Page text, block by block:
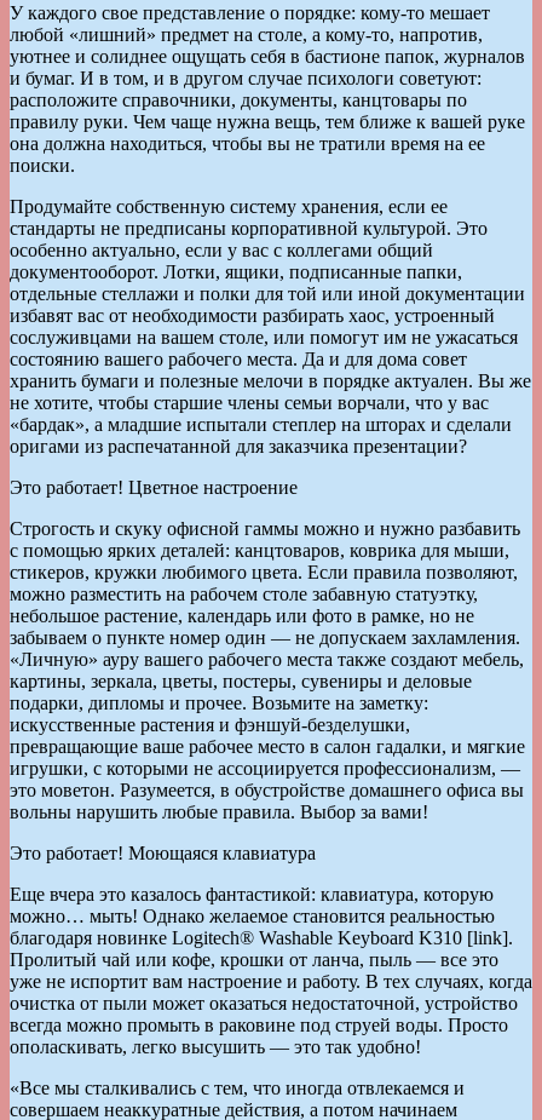
У каждого свое представление о порядке: кому-то мешает
любой «лишний» предмет на столе, а кому-то, напротив,
уютнее и солиднее ощущать себя в бастионе папок, журналов
и бумаг. И в том, и в другом случае психологи советуют:
расположите справочники, документы, канцтовары по
правилу руки. Чем чаще нужна вещь, тем ближе к вашей руке
она должна находиться, чтобы вы не тратили время на ее
поиски.
Продумайте собственную систему хранения, если ее
стандарты не предписаны корпоративной культурой. Это
особенно актуально, если у вас с коллегами общий
документооборот. Лотки, ящики, подписанные папки,
отдельные стеллажи и полки для той или иной документации
избавят вас от необходимости разбирать хаос, устроенный
сослуживцами на вашем столе, или помогут им не ужасаться
состоянию вашего рабочего места. Да и для дома совет
хранить бумаги и полезные мелочи в порядке актуален. Вы же
не хотите, чтобы старшие члены семьи ворчали, что у вас
«бардак», а младшие испытали степлер на шторах и сделали
оригами из распечатанной для заказчика презентации?
Это работает! Цветное настроение
Строгость и скуку офисной гаммы можно и нужно разбавить
с помощью ярких деталей: канцтоваров, коврика для мыши,
стикеров, кружки любимого цвета. Если правила позволяют,
можно разместить на рабочем столе забавную статуэтку,
небольшое растение, календарь или фото в рамке, но не
забываем о пункте номер один — не допускаем захламления.
«Личную» ауру вашего рабочего места также создают мебель,
картины, зеркала, цветы, постеры, сувениры и деловые
подарки, дипломы и прочее. Возьмите на заметку:
искусственные растения и фэншуй-безделушки,
превращающие ваше рабочее место в салон гадалки, и мягкие
игрушки, с которыми не ассоциируется профессионализм, —
это моветон. Разумеется, в обустройстве домашнего офиса вы
вольны нарушить любые правила. Выбор за вами!
Это работает! Моющаяся клавиатура
Еще вчера это казалось фантастикой: клавиатура, которую
можно… мыть! Однако желаемое становится реальностью
благодаря новинке Logitech® Washable Keyboard K310 [link].
Пролитый чай или кофе, крошки от ланча, пыль — все это
уже не испортит вам настроение и работу. В тех случаях, когда
очистка от пыли может оказаться недостаточной, устройство
всегда можно промыть в раковине под струей воды. Просто
ополаскивать, легко высушить — это так удобно!
«Все мы сталкивались с тем, что иногда отвлекаемся и
совершаем неаккуратные действия, а потом начинаем